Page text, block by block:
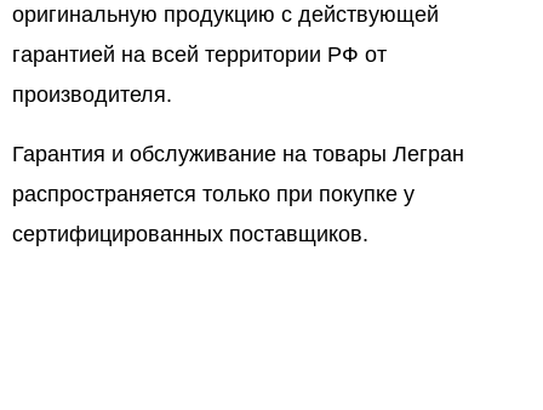
оригинальную продукцию с действующей
гарантией на всей территории РФ от
производителя.
Гарантия и обслуживание на товары Легран
распространяется только при покупке у
сертифицированных поставщиков.